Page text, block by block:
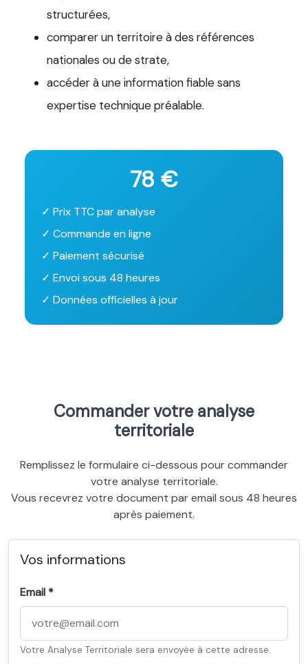
structurées,
comparer un territoire à des références
nationales ou de strate,
accéder à une information fiable sans
expertise technique préalable.
78 €
✓ Prix TTC par analyse
✓ Commande en ligne
✓ Paiement sécurisé
✓ Envoi sous 48 heures
✓ Données officielles à jour
Commander votre analyse
territoriale
Remplissez le formulaire ci-dessous pour commander
votre analyse territoriale.
Vous recevrez votre document par email sous 48 heures
après paiement.
Vos informations
Email *
Votre Analyse Territoriale sera envoyée à cette adresse.